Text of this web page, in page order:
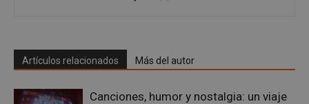
Artículos relacionados Más del autor
Canciones, humor y nostalgia: un viaje
Cookies no clasificadas